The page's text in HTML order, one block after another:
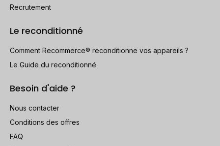
Recrutement
Le reconditionné
Comment Recommerce® reconditionne vos appareils ?
Le Guide du reconditionné
Besoin d'aide ?
Nous contacter
Conditions des offres
FAQ